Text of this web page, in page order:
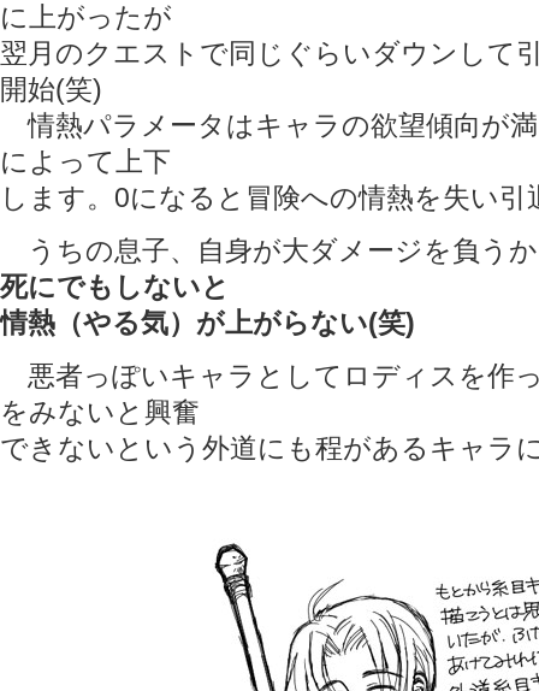
に上がったが
翌月のクエストで同じぐらいダウンして
開始(笑)
情熱パラメータはキャラの欲望傾向が
によって上下
します。0になると冒険への情熱を失い引
うちの息子、自身が大ダメージを負うか
死にでもしないと
情熱（やる気）が上がらない(笑)
悪者っぽいキャラとしてロディスを作
をみないと興奮
できないという外道にも程があるキャラ